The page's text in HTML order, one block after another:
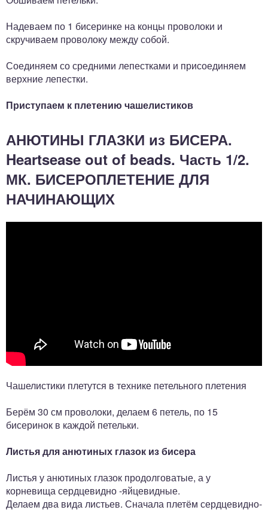
Надеваем по 1 бисеринке на концы проволоки и
скручиваем проволоку между собой.
Соединяем со средними лепестками и присоединяем
верхние лепестки.
Приступаем к плетению чашелистиков
АНЮТИНЫ ГЛАЗКИ из БИСЕРА.
Heartsease out of beads. Часть 1/2.
МК. БИСЕРОПЛЕТЕНИЕ ДЛЯ
НАЧИНАЮЩИХ
Чашелистики плетутся в технике петельного плетения
Берём 30 см проволоки, делаем 6 петель, по 15
бисеринок в каждой петельки.
Листья для анютиных глазок из бисера
Листья у анютиных глазок продолговатые, а у
корневища сердцевидно -яйцевидные.
Делаем два вида листьев. Сначала плетём сердцевидно-